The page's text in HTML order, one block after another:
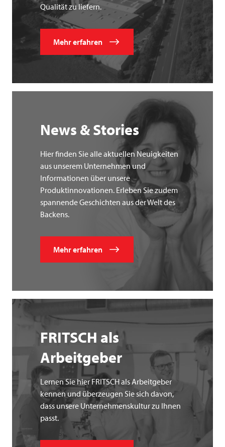
Qualität zu liefern.
Mehr erfahren
News & Stories
Hier finden Sie alle aktuellen Neuigkeiten
aus unserem Unternehmen und
Informationen über unsere
Produktinnovationen. Erleben Sie zudem
spannende Geschichten aus der Welt des
Backens.
Mehr erfahren
FRITSCH als
Arbeitgeber
Lernen Sie hier FRITSCH als Arbeitgeber
kennen und überzeugen Sie sich davon,
dass unsere Unternehmenskultur zu Ihnen
passt.